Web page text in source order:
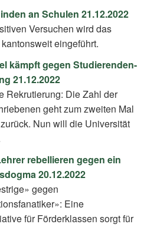
an Schulen 21.12.2022
Versuchen wird das
eingeführt.
kämpft gegen Studierenden-
21.12.2022
Rekrutierung: Die Zahl der
geht zum zweiten Mal
Nun will die Universität
rebellieren gegen ein
20.12.2022
gegen
Eine
für Förderklassen sorgt für